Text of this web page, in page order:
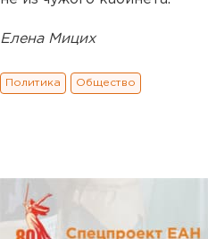
Елена Мицих
Политика Общество